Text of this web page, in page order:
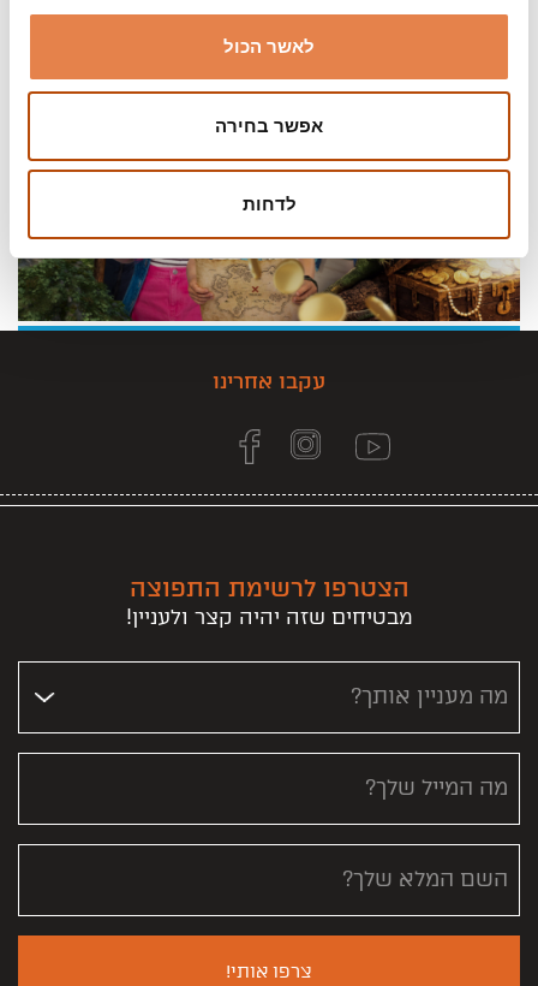
לאשר הכול
אפשר בחירה
לדחות
עקבו אחרינו
הצטרפו לרשימת התפוצה
מבטיחים שזה יהיה קצר ולעניין!
מה מעניין אותך?
מה המייל שלך?
השם המלא שלך?
צרפו אותי!